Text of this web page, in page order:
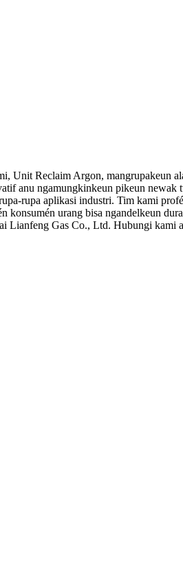
Unit Reclaim Argon, mangrupakeun
anu ngamungkinkeun pikeun newak
rupa aplikasi industri. Tim kami
konsumén urang bisa ngandelkeun
Lianfeng Gas Co., Ltd. Hubungi kami